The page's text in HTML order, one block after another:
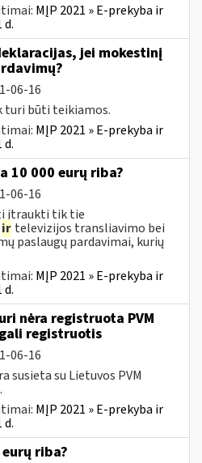
MĮP 2021 » E-prekyba ir
d.
jei mokestinį
06-16
turi būti teikiamos.
MĮP 2021 » E-prekyba ir
d.
10 000 eurų riba?
06-16
įtraukti tik tie
ir televizijos transliavimo bei
paslaugų pardavimai, kurių
MĮP 2021 » E-prekyba ir
d.
nėra registruota PVM
registruotis
06-16
susieta su Lietuvos PVM
MĮP 2021 » E-prekyba ir
d.
riba?